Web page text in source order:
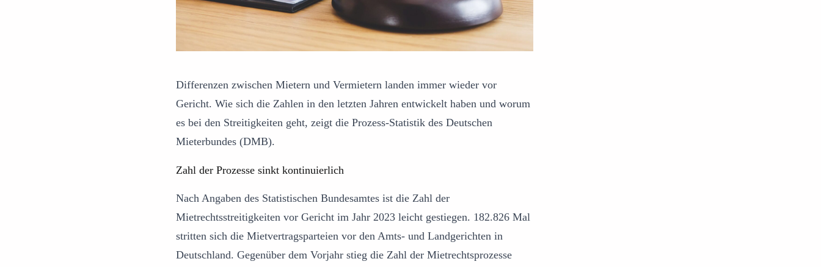
Differenzen zwischen Mietern und Vermietern landen immer wieder vor
Gericht. Wie sich die Zahlen in den letzten Jahren entwickelt haben und worum
es bei den Streitigkeiten geht, zeigt die Prozess-Statistik des Deutschen
Mieterbundes (DMB).
Zahl der Prozesse sinkt kontinuierlich
Nach Angaben des Statistischen Bundesamtes ist die Zahl der
Mietrechtsstreitigkeiten vor Gericht im Jahr 2023 leicht gestiegen. 182.826 Mal
stritten sich die Mietvertragsparteien vor den Amts- und Landgerichten in
Deutschland. Gegenüber dem Vorjahr stieg die Zahl der Mietrechtsprozesse